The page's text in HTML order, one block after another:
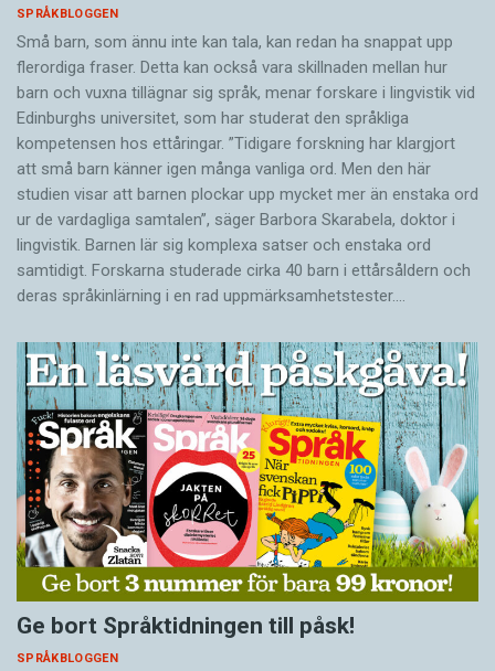
SPRÅKBLOGGEN
Små barn, som ännu inte kan tala, kan redan ha snappat upp
flerordiga fraser. Detta kan också vara skillnaden mellan hur
barn och vuxna tillägnar sig språk, menar forskare i lingvistik vid
Edinburghs universitet, som har studerat den språkliga
kompetensen hos ettåringar. ”Tidigare forskning har klargjort
att små barn känner igen många vanliga ord. Men den här
studien visar att barnen plockar upp mycket mer än enstaka ord
ur de vardagliga samtalen”, säger Barbora Skarabela, doktor i
lingvistik. Barnen lär sig komplexa satser och enstaka ord
samtidigt. Forskarna studerade cirka 40 barn i ettårsåldern och
deras språkinlärning i en rad uppmärksamhetstester.…
Ge bort Språktidningen till påsk!
SPRÅKBLOGGEN